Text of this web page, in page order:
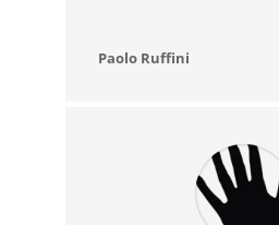
Paolo Ruffini